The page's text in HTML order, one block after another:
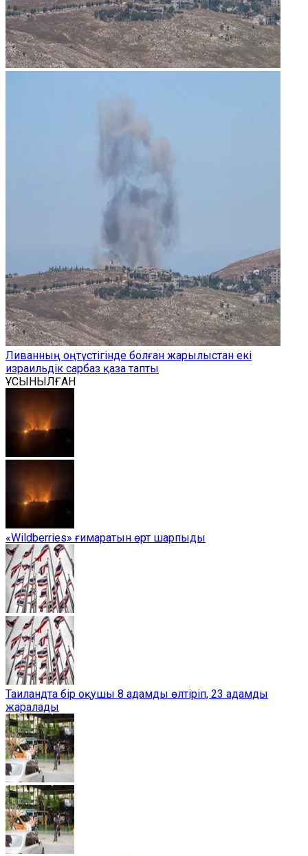
Ливанның оңтүстігінде болған жарылыстан екі
израильдік сарбаз қаза тапты
ҰСЫНЫЛҒАН
«Wildberries» ғимаратын өрт шарпыды
Таиландта бір оқушы 8 адамды өлтіріп, 23 адамды
жаралады